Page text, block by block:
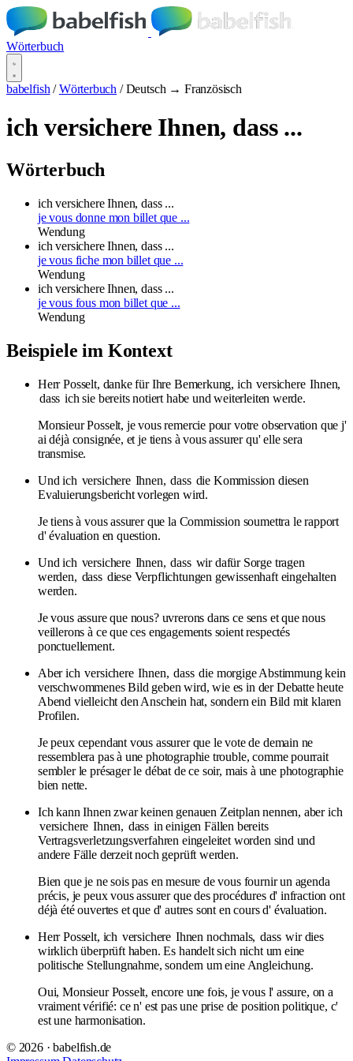
Wörterbuch
babelfish / Wörterbuch / Deutsch → Französisch
ich versichere Ihnen, dass ...
Wörterbuch
ich versichere Ihnen, dass ...
je vous donne mon billet que ...
Wendung
ich versichere Ihnen, dass ...
je vous fiche mon billet que ...
Wendung
ich versichere Ihnen, dass ...
je vous fous mon billet que ...
Wendung
Beispiele im Kontext
Herr Posselt, danke für Ihre Bemerkung, ich versichere Ihnen,
dass ich sie bereits notiert habe und weiterleiten werde.
Monsieur Posselt, je vous remercie pour votre observation que j'
ai déjà consignée, et je tiens à vous assurer qu' elle sera
transmise.
Und ich versichere Ihnen, dass die Kommission diesen
Evaluierungsbericht vorlegen wird.
Je tiens à vous assurer que la Commission soumettra le rapport
d' évaluation en question.
Und ich versichere Ihnen, dass wir dafür Sorge tragen
werden, dass diese Verpflichtungen gewissenhaft eingehalten
werden.
Je vous assure que nous? uvrerons dans ce sens et que nous
veillerons à ce que ces engagements soient respectés
ponctuellement.
Aber ich versichere Ihnen, dass die morgige Abstimmung kein
verschwommenes Bild geben wird, wie es in der Debatte heute
Abend vielleicht den Anschein hat, sondern ein Bild mit klaren
Profilen.
Je peux cependant vous assurer que le vote de demain ne
ressemblera pas à une photographie trouble, comme pourrait
sembler le présager le débat de ce soir, mais à une photographie
bien nette.
Ich kann Ihnen zwar keinen genauen Zeitplan nennen, aber ich
versichere Ihnen, dass in einigen Fällen bereits
Vertragsverletzungsverfahren eingeleitet worden sind und
andere Fälle derzeit noch geprüft werden.
Bien que je ne sois pas en mesure de vous fournir un agenda
précis, je peux vous assurer que des procédures d' infraction ont
déjà été ouvertes et que d' autres sont en cours d' évaluation.
Herr Posselt, ich versichere Ihnen nochmals, dass wir dies
wirklich überprüft haben. Es handelt sich nicht um eine
politische Stellungnahme, sondern um eine Angleichung.
Oui, Monsieur Posselt, encore une fois, je vous l' assure, on a
vraiment vérifié: ce n' est pas une prise de position politique, c'
est une harmonisation.
© 2026 · babelfish.de